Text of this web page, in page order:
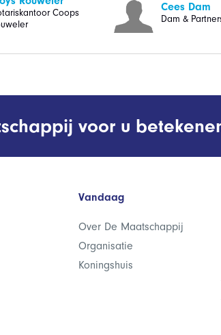
Coops
Cees Dam
Dam &
voor u
Vandaag
Over De Maatschappij
Organisatie
Koningshuis